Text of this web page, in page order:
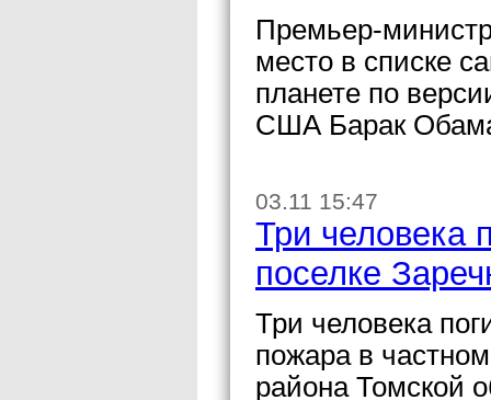
Премьер-
место в списке
планете по
США Барак
03.11 15:47
Три человека
поселке
Три человека
пожара в
района Томской